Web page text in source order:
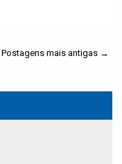
Postagens mais antigas →